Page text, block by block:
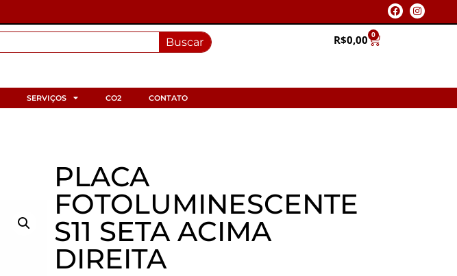
Buscar R$0,00 0
SERVIÇOS CO2 CONTATO
PLACA
FOTOLUMINESCENTE
S11 SETA ACIMA
DIREITA